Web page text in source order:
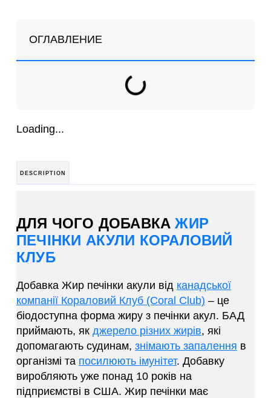
ОГЛАВЛЕНИЕ
Loading...
DESCRIPTION
ДЛЯ ЧОГО ДОБАВКАЖИР
ПЕЧІНКИ АКУЛИ КОРАЛОВИЙ
КЛУБ
Добавка Жир печінки акули від канадської
компанії Кораловий Клуб (Coral Club) – це
біодоступна форма жиру з печінки акул. БАД
приймають, як джерело різних жирів, які
допомагають судинам, знімають запалення в
організмі та посилюють імунітет. Добавку
виробляють уже понад 10 років на
підприємстві в США. Жир печінки має